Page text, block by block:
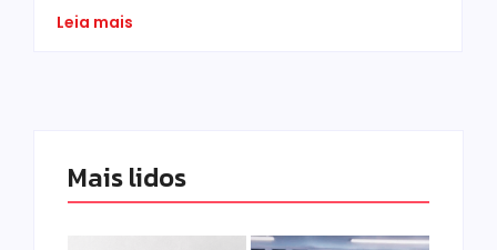
Leia mais
Mais lidos